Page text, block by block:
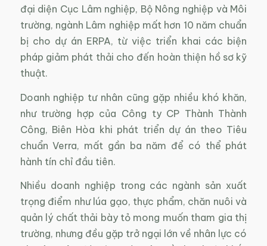
đại diện Cục Lâm nghiệp, Bộ Nông nghiệp và Môi
trường, ngành Lâm nghiệp mất hơn 10 năm chuẩn
bị cho dự án ERPA, từ việc triển khai các biện
pháp giảm phát thải cho đến hoàn thiện hồ sơ kỹ
thuật.
Doanh nghiệp tư nhân cũng gặp nhiều khó khăn,
như trường hợp của Công ty CP Thành Thành
Công, Biên Hòa khi phát triển dự án theo Tiêu
chuẩn Verra, mất gần ba năm để có thể phát
hành tín chỉ đầu tiên.
Nhiều doanh nghiệp trong các ngành sản xuất
trọng điểm như lúa gạo, thực phẩm, chăn nuôi và
quản lý chất thải bày tỏ mong muốn tham gia thị
trường, nhưng đều gặp trở ngại lớn về nhân lực có